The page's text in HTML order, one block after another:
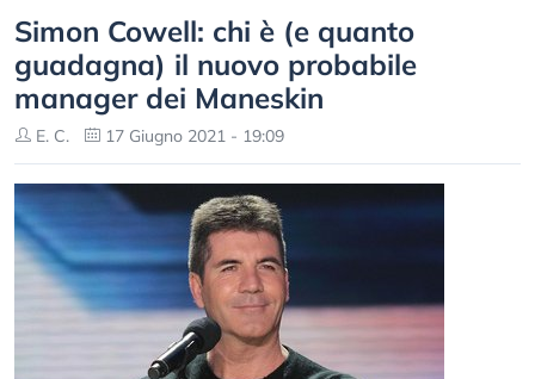
Simon Cowell: chi è (e quanto
guadagna) il nuovo probabile
manager dei Maneskin
E. C. 17 Giugno 2021 - 19:09